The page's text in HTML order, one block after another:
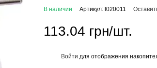
В наличии Артикул: l020011
113.04 грн/шт.
Войти для отображения